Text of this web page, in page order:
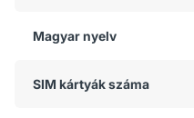
Magyar nyelv
SIM kártyák száma